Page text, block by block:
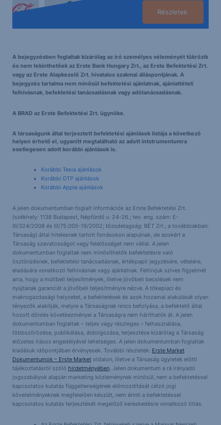
Részletek
A bejegyzésben foglaltak kizárólag az író személyes véleményét tükrözik
és nem tekinthetőek az Erste Bank Hungary Zrt., az Erste Befektetési Zrt.
vagy az Erste Alapkezelő Zrt. hivatalos szakmai álláspontjának. A
bejegyzés tartalma nem minősül befektetési ajánlatnak, ajánlattételi
felhívásnak, befektetési tanácsadásnak vagy adótanácsadásnak.
A BRAD az Erste Befektetési Zrt. ügynöke.
A társaságunk által terjesztett befektetési ajánlások listája a következő
helyen érhető el, ugyanitt megtalálható az adott intstrumentumra
esetlegesen adott korábbi ajánlások is.
Korábbi Tesla ajánlások
Korábbi OTP ajánlások
Korábbi Apple ajánlások
A jelen dokumentumban foglalt információk az Erste Befektetési Zrt.
(székhely: 1138 Budapest, Népfürdő u. 24-26.; tev. eng. szám: E-
III/324/2008 és III/75.005-19/2002; tőzsdetagság: BÉT Zrt.; a továbbiakban:
Társaság) által hitelesnek tartott forrásokon alapulnak, de azokért a
Társaság szavatosságot vagy felelősséget nem vállal. A jelen
dokumentumban foglaltak nem minősíthetők befektetésre való
ösztönzésnek, befektetési tanácsadásnak, értékpapír jegyzésére, vételére,
eladására vonatkozó felhívásnak vagy ajánlatnak. Felhívjuk szíves figyelmét
arra, hogy a múltbeli teljesítmények, illetve jövőbeli becslések nem
nyújtanak garanciát a jövőbeli teljesítményre nézve. A tőkepiaci és
makrogazdasági helyzetet, a befektetések és azok hozamai alakulását olyan
tényezők alakítják, melyre a Társaságnak nincs befolyása, a befektető által
hozott döntés következményei a Társaságra nem háríthatók át. A jelen
dokumentumban foglaltak – teljes vagy részleges – felhasználása,
többszörözése, publikálása, átdolgozása, terjesztése kizárólag a Társaság
előzetes írásos engedélyével lehetséges. A jelen dokumentumban foglaltak
kiadásuk időpontjában érvényesek. További részletek: Erste Market
Dokumentumok – Erste Marketoldalon, illetve a Társaság ügyletek előtti
tájékoztatásról szóló hirdetményében. Jelen dokumentum a rá irányadó
jogszabályok alapján marketing közleménynek minősül, nem a befektetéssel
kapcsolatos kutatás függetlenségének előmozdítását célzó jogi
követelményeknek megfelelően készült, nem érinti a befektetéssel
kapcsolatos kutatás terjesztését megelőző kereskedésre vonatkozó tiltás.